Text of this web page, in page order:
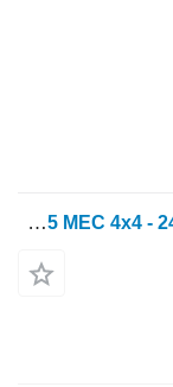
LS Tractor XJ25 MEC 4x4 - 24.4 KM / CAB + przedni TUZ 4FARMER